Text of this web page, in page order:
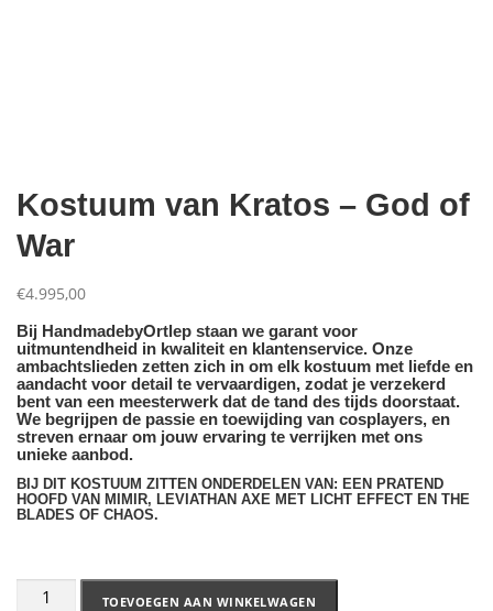
Kostuum van Kratos – God of
War
€4.995,00
Bij HandmadebyOrtlep staan we garant voor
uitmuntendheid in kwaliteit en klantenservice. Onze
ambachtslieden zetten zich in om elk kostuum met liefde en
aandacht voor detail te vervaardigen, zodat je verzekerd
bent van een meesterwerk dat de tand des tijds doorstaat.
We begrijpen de passie en toewijding van cosplayers, en
streven ernaar om jouw ervaring te verrijken met ons
unieke aanbod.
BIJ DIT KOSTUUM ZITTEN ONDERDELEN VAN: EEN PRATEND
HOOFD VAN MIMIR, LEVIATHAN AXE MET LICHT EFFECT EN THE
BLADES OF CHAOS.
TOEVOEGEN AAN WINKELWAGEN